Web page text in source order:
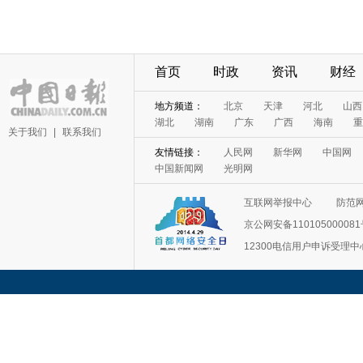
关于我们 联系我们
首页 时政 资讯 财经
地方频道： 北京 天津 河北
山西
湖北
湖南 广东 广西 海南
友情链接： 人民网 新华网
中国网
中国新闻网
光明网
互联网举报中心
防范
京公网安备110105000081
12300电信用户申诉受理中